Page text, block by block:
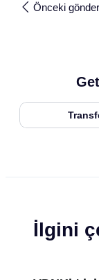
Önceki
İlgini